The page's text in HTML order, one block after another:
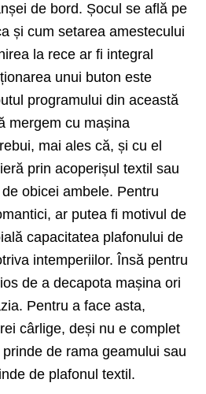
de bord. Șocul se află pe
și cum setarea amestecului
la rece ar fi integral
unui buton este
programului din această
mergem cu mașina
mai ales că, și cu el
prin acoperișul textil sau
obicei ambele. Pentru
ar putea fi motivul de
capacitatea plafonului de
intemperiilor. Însă pentru
de a decapota mașina ori
Pentru a face asta,
cârlige, deși nu e complet
de rama geamului sau
de plafonul textil.